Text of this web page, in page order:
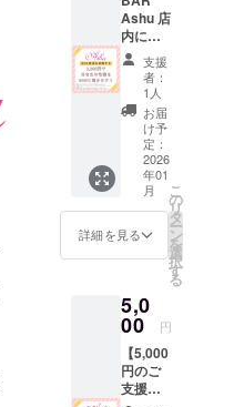
しの場所”を
目指してい
ます。
飲食店は初
が、これま
で培ってき
わりを大切
方が自然と
くつろげる
時間を提供
していきま
ル商品
や一部
フード
は対象
外で
す。 ・
有効期
限：
2026年
12月31
日ま
で。 ・
お一人
様何口
ます。
・デザ
インは
確定
後、活
動報告
食事券
を郵送
にてお
届けし
ます。
〔ご注
意点〕
・ご利
用は1会
計につ
き1,000
円以上
に限り
や一部
フード
は対象
外で
す。 ・
有効期
Ashu 店
内に、
支援者
として
あなた
のお名
前（ま
たは
ニック
ネー
ム）を
掲示さ
せてい
ただく
リター
す。 店
内の壁
やメ
ニュー
裏など
に、
支援
者：
1人
お届
け予
定：
2026
年01
月
詳細を見る
こ
の
リ
タ
ー
ン
を
選
択
す
る
5,0
00 円
【5,000
円のご
支援で